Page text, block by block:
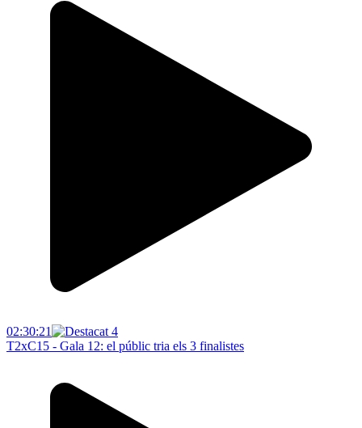
02:30:21
T2xC15 - Gala 12: el públic tria els 3 finalistes